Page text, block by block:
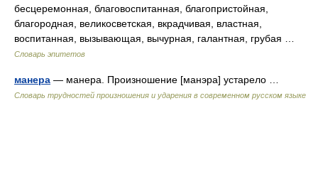
бесцеремонная, благовоспитанная, благопристойная,
благородная, великосветская, вкрадчивая, властная,
воспитанная, вызывающая, вычурная, галантная, грубая …
Словарь эпитетов
манера — манера. Произношение [манэра] устарело …
Словарь трудностей произношения и ударения в современном русском языке